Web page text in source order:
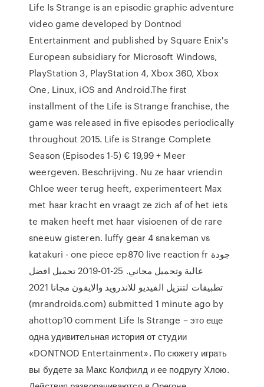
Life Is Strange is an episodic graphic adventure
video game developed by Dontnod
Entertainment and published by Square Enix's
European subsidiary for Microsoft Windows,
PlayStation 3, PlayStation 4, Xbox 360, Xbox
One, Linux, iOS and Android.The first
installment of the Life is Strange franchise, the
game was released in five episodes periodically
throughout 2015. Life is Strange Complete
Season (Episodes 1-5) € 19,99 + Meer
weergeven. Beschrijving. Nu ze haar vriendin
Chloe weer terug heeft, experimenteert Max
met haar kracht en vraagt ze zich af of het iets
te maken heeft met haar visioenen of de rare
sneeuw gisteren. luffy gear 4 snakeman vs
katakuri - one piece ep870 live reaction fr جودة
عالية وتحميل مجاني. 25-01-2019 تحميل افضل
تطبيقات لتنزيل الفيديو للاندرويد والايفون مجانا 2021
(mrandroids.com) submitted 1 minute ago by
ahottop10 comment Life Is Strange – это еще
одна удивительная история от студии
«DONTNOD Entertainment». По сюжету играть
вы будете за Макс Колфилд и ее подругу Хлою.